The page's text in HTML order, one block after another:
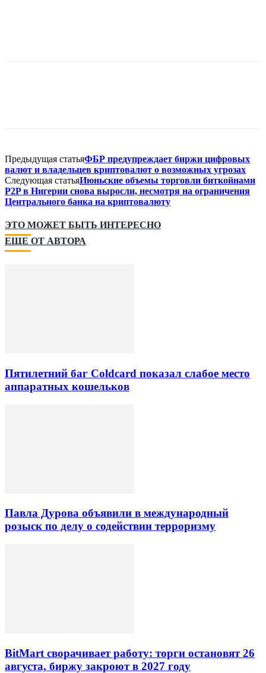
Предыдущая статьяФБР предупреждает биржи цифровых
валют и владельцев криптовалют о возможных угрозах
Следующая статьяИюньские объемы торговли биткойнами
P2P в Нигерии снова выросли, несмотря на ограничения
Центрального банка на криптовалюту
ЭТО МОЖЕТ БЫТЬ ИНТЕРЕСНО
ЕЩЕ ОТ АВТОРА
Пятилетний баг Coldcard показал слабое место
аппаратных кошельков
Павла Дурова объявили в международный
розыск по делу о содействии терроризму
BitMart сворачивает работу: торги остановят 26
августа, биржу закроют в 2027 году